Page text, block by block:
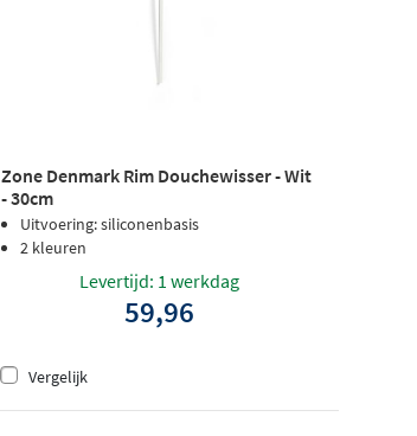
Zone Denmark Rim Douchewisser - Wit
- 30cm
Uitvoering: siliconenbasis
2 kleuren
Levertijd: 1 werkdag
59,96
Vergelijk